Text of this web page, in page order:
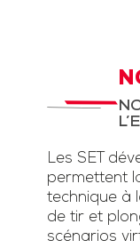
Les SET
permettent
technique à
de tir et
scénarios